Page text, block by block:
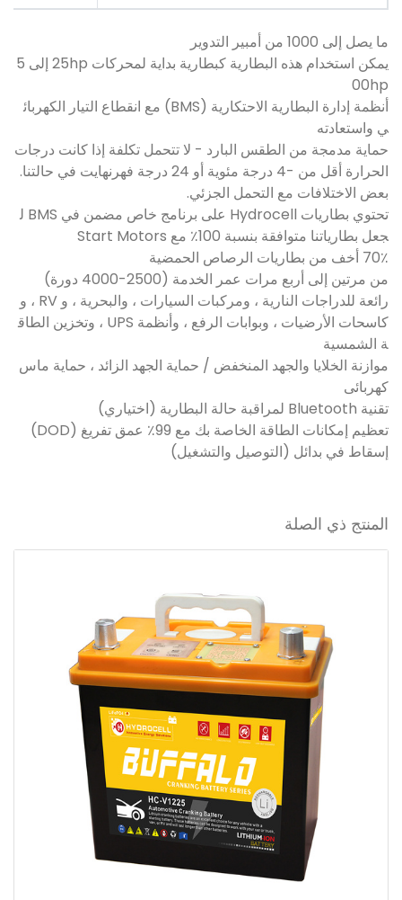
ما يصل إلى 1000 من أمبير التدوير
يمكن استخدام هذه البطارية كبطارية بداية لمحركات 25hp إلى 5
00hp
أنظمة إدارة البطارية الاحتكارية (BMS) مع انقطاع التيار الكهربائ
ي واستعادته
حماية مدمجة من الطقس البارد - لا تتحمل تكلفة إذا كانت درجات
الحرارة أقل من -4 درجة مئوية أو 24 درجة فهرنهايت في حالتنا.
بعض الاختلافات مع التحمل الجزئي.
تحتوي بطاريات Hydrocell على برنامج خاص مضمن في BMS ل
جعل بطارياتنا متوافقة بنسبة 100٪ مع Start Motors
70٪ أخف من بطاريات الرصاص الحمضية
من مرتين إلى أربع مرات عمر الخدمة (2500-4000 دورة)
رائعة للدراجات النارية ، ومركبات السيارات ، والبحرية ، و RV ، و
كاسحات الأرضيات ، وبوابات الرفع ، وأنظمة UPS ، وتخزين الطاق
ة الشمسية
موازنة الخلايا والجهد المنخفض / حماية الجهد الزائد ، حماية ماس
كهربائى
تقنية Bluetooth لمراقبة حالة البطارية (اختياري)
تعظيم إمكانات الطاقة الخاصة بك مع 99٪ عمق تفريغ (DOD)
إسقاط في بدائل (التوصيل والتشغيل)
المنتج ذي الصلة